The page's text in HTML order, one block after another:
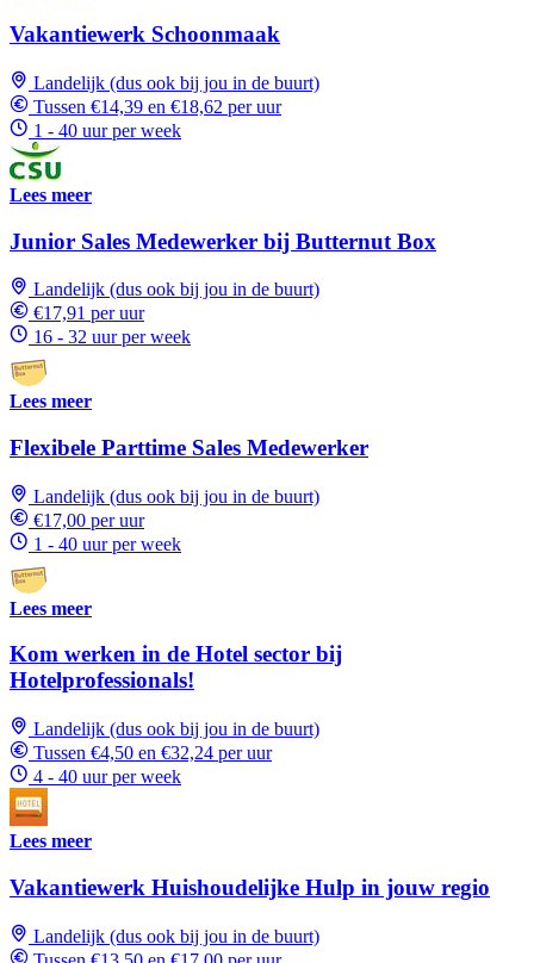
Vakantiewerk Schoonmaak
Landelijk (dus ook bij jou in de buurt)
Tussen €14,39 en €18,62 per uur
1 - 40 uur per week
Lees meer
Junior Sales Medewerker bij Butternut Box
Landelijk (dus ook bij jou in de buurt)
€17,91 per uur
16 - 32 uur per week
Lees meer
Flexibele Parttime Sales Medewerker
Landelijk (dus ook bij jou in de buurt)
€17,00 per uur
1 - 40 uur per week
Lees meer
Kom werken in de Hotel sector bij
Hotelprofessionals!
Landelijk (dus ook bij jou in de buurt)
Tussen €4,50 en €32,24 per uur
4 - 40 uur per week
Lees meer
Vakantiewerk Huishoudelijke Hulp in jouw regio
Landelijk (dus ook bij jou in de buurt)